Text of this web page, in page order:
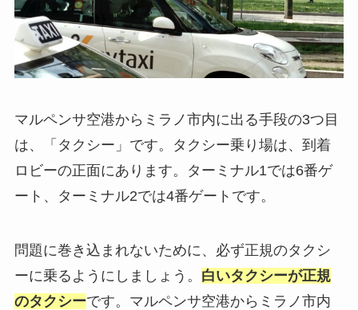
マルペンサ空港からミラノ市内に出る手段の3つ目
は、「タクシー」です。タクシー乗り場は、到着
ロビーの正面にあります。ターミナル1では6番ゲ
ート、ターミナル2では4番ゲートです。
問題に巻き込まれないために、必ず正規のタクシ
ーに乗るようにしましょう。 白いタクシーが正規
のタクシーです。マルペンサ空港からミラノ市内